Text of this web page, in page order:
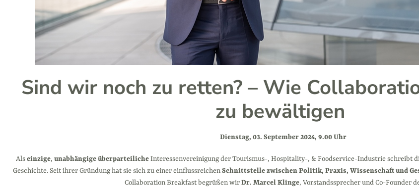
Sind wir noch zu retten? – Wie
zu bewältigen
Dienstag, 03. September 2024, 9.00 Uhr
Alseinzige, unabhängigeüberparteilicheInteressenvereinigung der Tourismus-, Hospitality-, & Foodservice-Industrie schreibt
Geschichte. Seit ihrer Gründung hat sie sich zu einer einflussreichenSchnittstelle zwischen Politik, Praxis, Wissenschaft und
Collaboration Breakfast begrüßen wirDr. Marcel Klinge, Vorstandssprecher und Co-Founder